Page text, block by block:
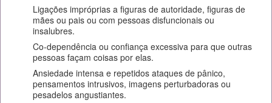
Ligações impróprias a figuras de autoridade, figuras de
mães ou pais ou com pessoas disfuncionais ou
insalubres.
Co-dependência ou confiança excessiva para que outras
pessoas façam coisas por elas.
Ansiedade intensa e repetidos ataques de pânico,
pensamentos intrusivos, imagens perturbadoras ou
pesadelos angustiantes.